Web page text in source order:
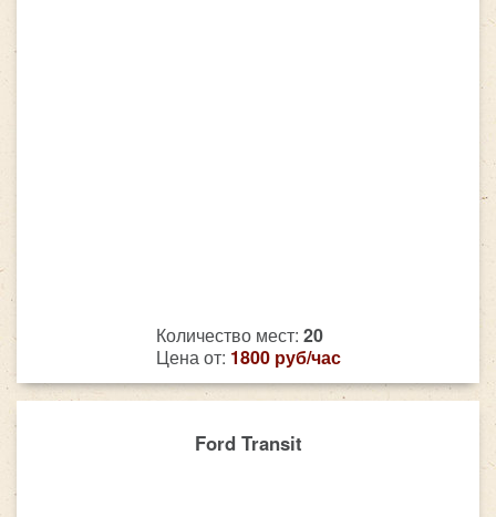
Количество мест: 20
Цена от: 1800 руб/час
Ford Transit